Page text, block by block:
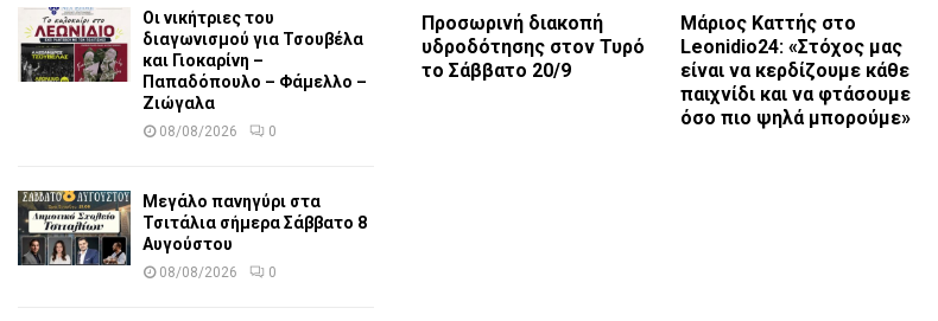
Προσωρινή διακοπή
υδροδότησης στον Τυρό
το Σάββατο 20/9
Μάριος Καττής στο
Leonidio24: «Στόχος μας
είναι να κερδίζουμε κάθε
παιχνίδι και να φτάσουμε
όσο πιο ψηλά μπορούμε»
Οι νικήτριες του
διαγωνισμού για Τσουβέλα
και Γιοκαρίνη –
Παπαδόπουλο – Φάμελλο –
Ζιώγαλα
08/08/2026 0
Μεγάλο πανηγύρι στα
Τσιτάλια σήμερα Σάββατο 8
Αυγούστου
08/08/2026 0